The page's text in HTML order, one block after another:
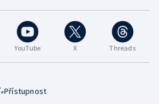
YouTube X Threads
•Přístupnost